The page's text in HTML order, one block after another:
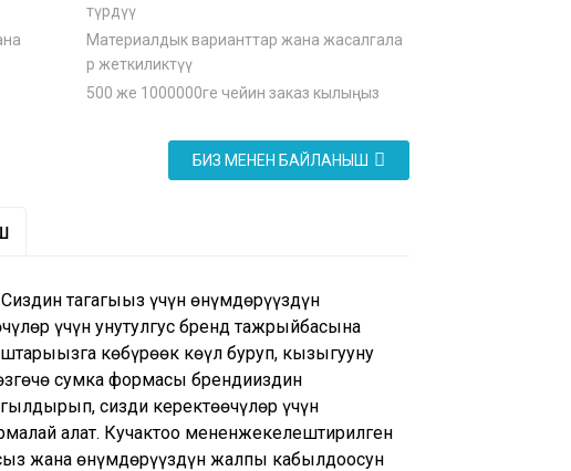
түрдүү
Материалдык варианттар жана жасалгала
р жеткиликтүү
500 же 1000000ге чейин заказ кылыңыз
БИЗ МЕНЕН БАЙЛАНЫШ
Сиздин таңгагыңыз үчүн өнүмдөрүңүздүн
үчүн унутулгус бренд тажрыйбасына
көбүрөөк көңүл буруп, кызыгууну
сумка формасы брендиңиздин
сизди керектөөчүлөр үчүн
алат. Кучактоо мененжекелештирилген
жана өнүмдөрүңүздүн жалпы кабылдоосун